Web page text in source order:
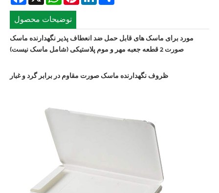
توضیحات محصول
مورد برای ماسک های قابل حمل ضد انعطاف پذیر نگهدارنده ماسک
صورت 2 قطعه جعبه مهر و موم پلاستیکی (شامل ماسک نیست)
ظروف نگهدارنده ماسک صورت مقاوم در برابر گرد و غبار